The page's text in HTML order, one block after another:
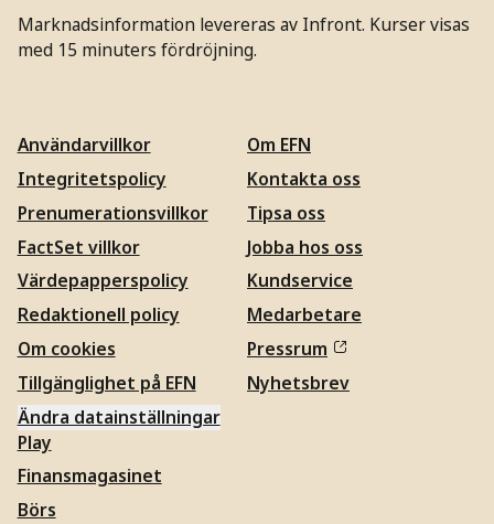
Marknadsinformation levereras av Infront. Kurser visas
med 15 minuters fördröjning.
Användarvillkor
Integritetspolicy
Prenumerationsvillkor
FactSet villkor
Värdepapperspolicy
Redaktionell policy
Om cookies
Tillgänglighet på EFN
Ändra datainställningar
Om EFN
Kontakta oss
Tipsa oss
Jobba hos oss
Kundservice
Medarbetare
Pressrum
Nyhetsbrev
Play
Finansmagasinet
Börs